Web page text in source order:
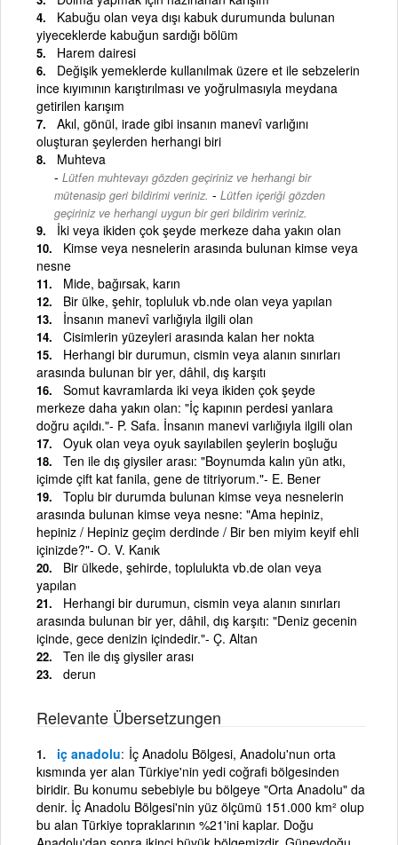
Kabuğu olan veya dışı kabuk durumunda bulunan
yiyeceklerde kabuğun sardığı bölüm
Harem dairesi
Değişik yemeklerde kullanılmak üzere et ile sebzelerin
ince kıyımının karıştırılması ve yoğrulmasıyla meydana
getirilen karışım
Akıl, gönül, irade gibi insanın manevî varlığını
oluşturan şeylerden herhangi biri
Muhteva
Lütfen muhtevayı gözden geçiriniz ve herhangi bir
mütenasip geri bildirimi veriniz. - Lütfen içeriği gözden
geçiriniz ve herhangi uygun bir geri bildirim veriniz.
İki veya ikiden çok şeyde merkeze daha yakın olan
Kimse veya nesnelerin arasında bulunan kimse veya
nesne
Mide, bağırsak, karın
Bir ülke, şehir, topluluk vb.nde olan veya yapılan
İnsanın manevî varlığıyla ilgili olan
Cisimlerin yüzeyleri arasında kalan her nokta
Herhangi bir durumun, cismin veya alanın sınırları
arasında bulunan bir yer, dâhil, dış karşıtı
Somut kavramlarda iki veya ikiden çok şeyde
merkeze daha yakın olan: "İç kapının perdesi yanlara
doğru açıldı."- P. Safa. İnsanın manevi varlığıyla ilgili olan
Oyuk olan veya oyuk sayılabilen şeylerin boşluğu
Ten ile dış giysiler arası: "Boynumda kalın yün atkı,
içimde çift kat fanila, gene de titriyorum."- E. Bener
Toplu bir durumda bulunan kimse veya nesnelerin
arasında bulunan kimse veya nesne: "Ama hepiniz,
hepiniz / Hepiniz geçim derdinde / Bir ben miyim keyif ehli
içinizde?"- O. V. Kanık
Bir ülkede, şehirde, toplulukta vb.de olan veya
yapılan
Herhangi bir durumun, cismin veya alanın sınırları
arasında bulunan bir yer, dâhil, dış karşıtı: "Deniz gecenin
içinde, gece denizin içindedir."- Ç. Altan
Ten ile dış giysiler arası
derun
Relevante Übersetzungen
iç anadolu İç Anadolu Bölgesi, Anadolu'nun orta
kısmında yer alan Türkiye'nin yedi coğrafi bölgesinden
biridir. Bu konumu sebe­biyle bu bölgeye "Orta Anadolu" da
denir. İç Anadolu Bölgesi'nin yüz ölçümü 151.000 km² olup
bu alan Türkiye topraklarının %21'ini kaplar. Doğu